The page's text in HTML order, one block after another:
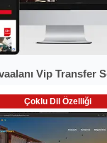
Vip Transfer
Çoklu Dil Özelliği